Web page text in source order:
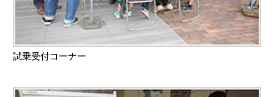
試乗受付コーナー